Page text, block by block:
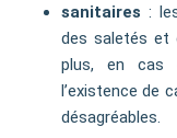
sanitaires :
des saletés et
plus, en cas
l’existence de
désagréables.